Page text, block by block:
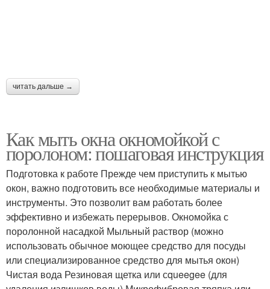
читать дальше →
Как мыть окна окномойкой с
поролоном: пошаговая инструкция
Подготовка к работе Прежде чем приступить к мытью
окон, важно подготовить все необходимые материалы и
инструменты. Это позволит вам работать более
эффективно и избежать перерывов. Окномойка с
поролонной насадкой Мыльный раствор (можно
использовать обычное моющее средство для посуды
или специализированное средство для мытья окон)
Чистая вода Резиновая щетка или сqueegee (для